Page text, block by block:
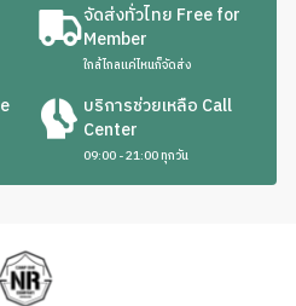
จัดส่งทั่วไทย Free for
Member
ใกล้ไกลแค่ไหนก็จัดส่ง
บริการช่วยเหลือ Call
Center
09:00 - 21:00 ทุกวัน